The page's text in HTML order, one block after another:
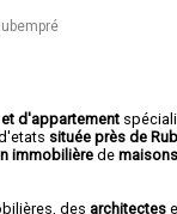
d'appartement
située près de
immobilière de
des architectes